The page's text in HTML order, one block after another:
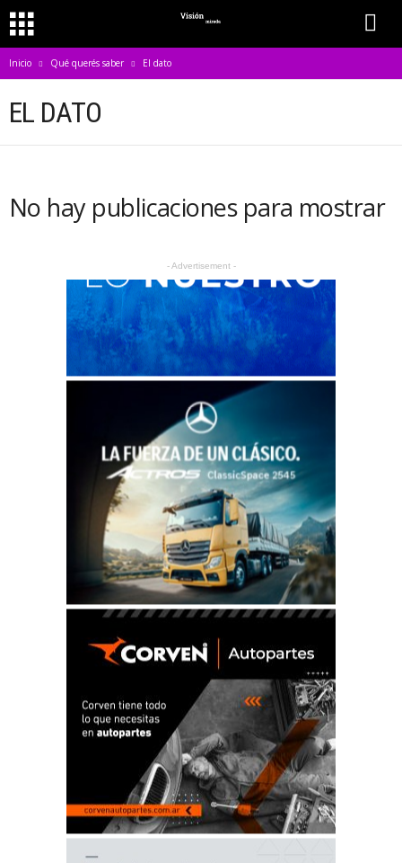
Inicio Qué querés saber El dato
EL DATO
No hay publicaciones para mostrar
- Advertisement -